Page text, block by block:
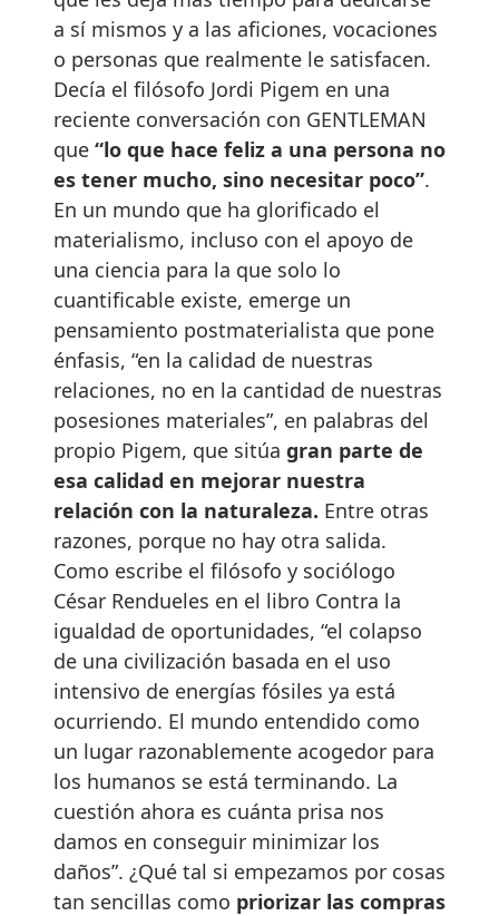
a sí mismos y a las aficiones, vocaciones
o personas que realmente le satisfacen.
Decía el filósofo Jordi Pigem en una
reciente conversación con GENTLEMAN
que “lo que hace feliz a una persona no
es tener mucho, sino necesitar poco”.
En un mundo que ha glorificado el
materialismo, incluso con el apoyo de
una ciencia para la que solo lo
cuantificable existe, emerge un
pensamiento postmaterialista que pone
énfasis, “en la calidad de nuestras
relaciones, no en la cantidad de nuestras
posesiones materiales”, en palabras del
propio Pigem, que sitúa gran parte de
esa calidad en mejorar nuestra
relación con la naturaleza. Entre otras
razones, porque no hay otra salida.
Como escribe el filósofo y sociólogo
César Rendueles en el libro Contra la
igualdad de oportunidades, “el colapso
de una civilización basada en el uso
intensivo de energías fósiles ya está
ocurriendo. El mundo entendido como
un lugar razonablemente acogedor para
los humanos se está terminando. La
cuestión ahora es cuánta prisa nos
damos en conseguir minimizar los
daños”. ¿Qué tal si empezamos por cosas
tan sencillas como priorizar las compras